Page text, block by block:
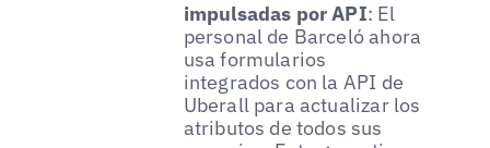
impulsadas por API: El
personal de Barceló ahora
usa formularios
integrados con la API de
Uberall para actualizar los
atributos de todos sus